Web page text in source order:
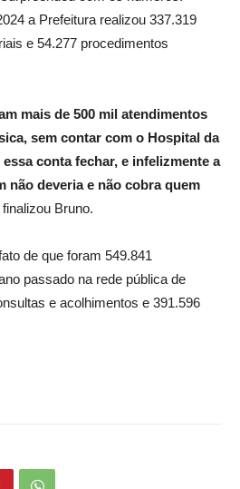
a Prefeitura realizou 337.319
e 54.277 procedimentos
mais de 500 mil atendimentos
sem contar com o Hospital da
conta fechar, e infelizmente a
não deveria e não cobra quem
finalizou Bruno.
de que foram 549.841
passado na rede pública de
e acolhimentos e 391.596